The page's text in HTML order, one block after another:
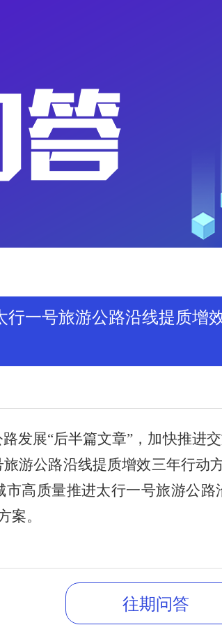
行一号旅游公路沿线提质增
发展“后半篇文章”，加快推进
游公路沿线提质增效三年行动
高质量推进太行一号旅游公
案。
往期问答